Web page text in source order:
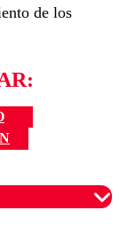
de los